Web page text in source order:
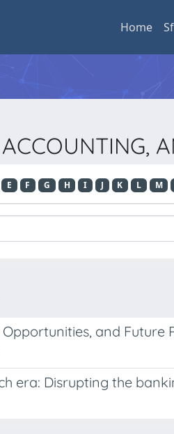
Home
E F G H I J K L M
and Future
era: Disrupting the